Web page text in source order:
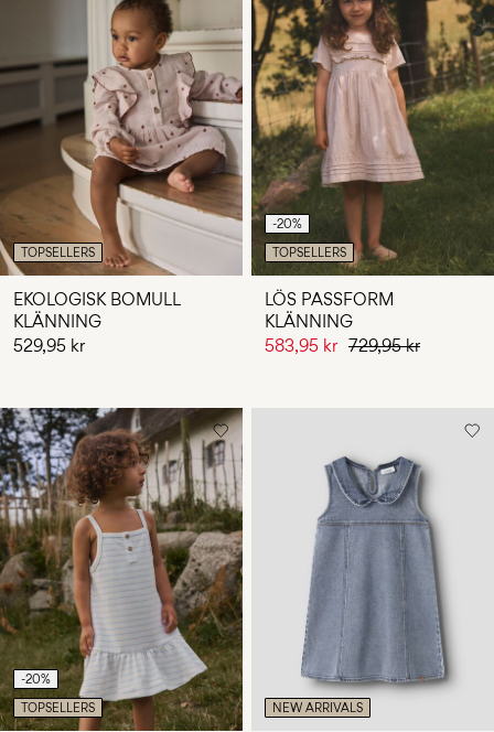
TOPSELLERS
EKOLOGISK BOMULL
KLÄNNING
529,95 kr
-20%
TOPSELLERS
LÖS PASSFORM
KLÄNNING
583,95 kr 729,95 kr
-20%
TOPSELLERS
NEW ARRIVALS